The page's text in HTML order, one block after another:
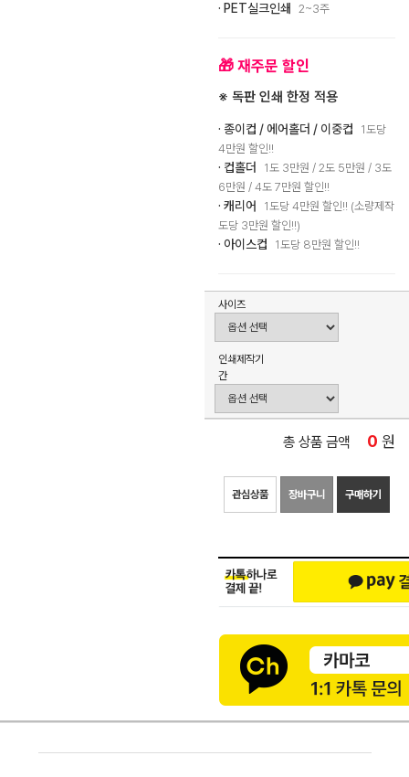
· PET실크인쇄 2~3주
🎁 재주문 할인
※ 독판 인쇄 한정 적용
· 종이컵 / 에어홀더 / 이중컵
1도당
4만원 할인!!
· 컵홀더
1도 3만원 / 2도 5만원 / 3도
6만원 / 4도 7만원 할인!!
· 캐리어
1도당 4만원 할인!! (소량제작
도당 3만원 할인!!)
· 아이스컵 1도당 8만원 할인!!
사이즈
인쇄제작기
간
총 상품 금액 0 원
관심상품 장바구니 구매하기